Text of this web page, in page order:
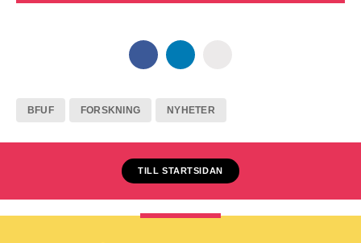
BFUF FORSKNING NYHETER
TILL STARTSIDAN